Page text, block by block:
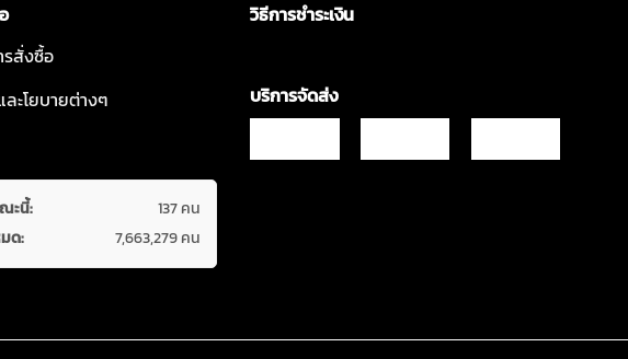
สั่งซื้อ
ะโยบายต่างๆ
ะนี้:
137 คน
ด:
7,663,279 คน
วิธีการชำระเงิน
บริการจัดส่ง